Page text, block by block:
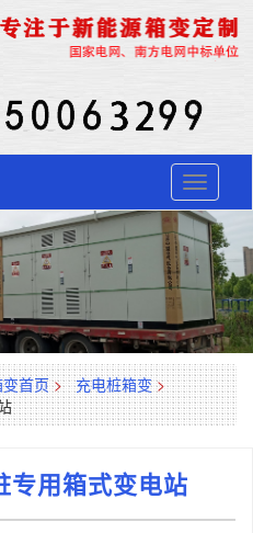
Toggle
首页 > 充电桩箱变 >
专用箱式变电站